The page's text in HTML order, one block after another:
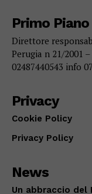
Primo
Direttore
Perugia n 21/2001
02487440543 info
Privacy
Cookie Policy
Privacy Policy
News
Un abbraccio